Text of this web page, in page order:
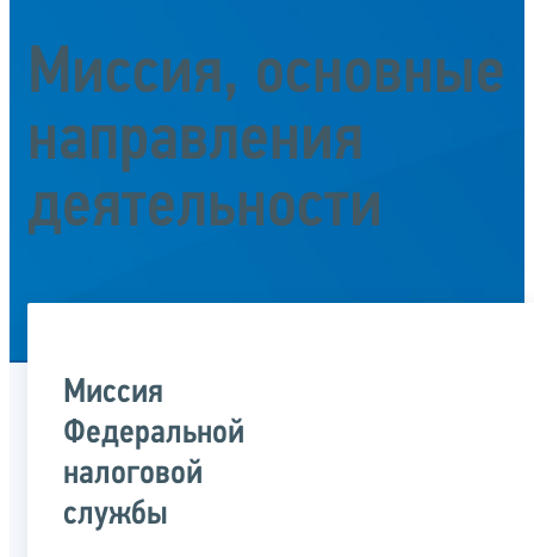
Миссия, основные
направления
деятельности
Миссия
Федеральной
налоговой
службы